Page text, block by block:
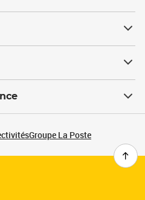
Groupe La Poste